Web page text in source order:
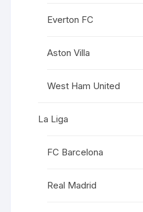
Everton FC
Aston Villa
West Ham United
La Liga
FC Barcelona
Real Madrid